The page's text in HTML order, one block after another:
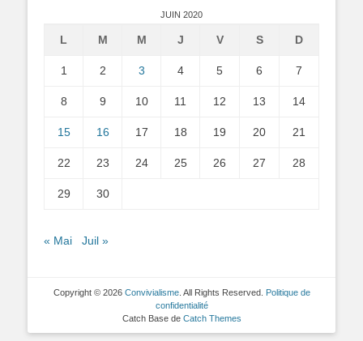
JUIN 2020
L M M J V S D
1 2 3 4 5 6 7
8 9 10 11 12 13 14
15 16 17 18 19 20 21
22 23 24 25 26 27 28
29 30
« Mai Juil »
Copyright © 2026 Convivialisme. All Rights Reserved. Politique de
confidentialité
Catch Base de Catch Themes